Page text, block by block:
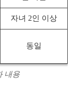
자녀 2인 이상
동일
내용